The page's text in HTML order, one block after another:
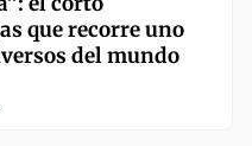
que recorre uno
del mundo